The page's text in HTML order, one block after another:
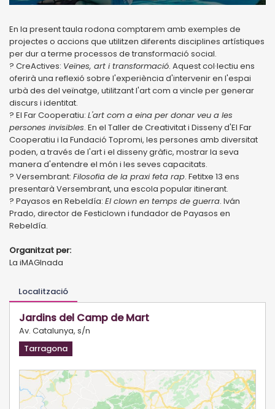
En la present taula rodona comptarem amb exemples de
projectes o accions que utilitzen diferents disciplines artístiques
per dur a terme processos de transformació social.
? CreActives: Veïnes, art i transformació. Aquest col·lectiu ens
oferirà una reflexió sobre l'experiència d'intervenir en l'espai
urbà des del veïnatge, utilitzant l'art com a vincle per generar
discurs i identitat.
? El Far Cooperatiu: L'art com a eina per donar veu a les
persones invisibles. En el Taller de Creativitat i Disseny d'El Far
Cooperatiu i la Fundació Topromi, les persones amb diversitat
poden, a través de l'art i el disseny gràfic, mostrar la seva
manera d'entendre el món i les seves capacitats.
? Versembrant: Filosofia de la praxi feta rap. Fetitxe 13 ens
presentarà Versembrant, una escola popular itinerant.
? Payasos en Rebeldía: El clown en temps de guerra. Iván
Prado, director de Festiclown i fundador de Payasos en
Rebeldía.
Organitzat per:
La iMAGInada
Localització
Jardins del Camp de Mart
Av. Catalunya, s/n
Tarragona